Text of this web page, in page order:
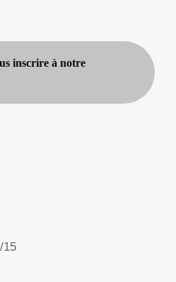
inscrire à notre
15